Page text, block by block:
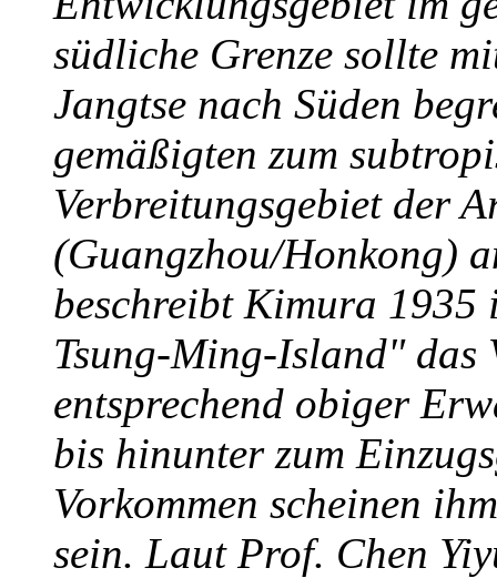
südliche Grenze sollte
Jangtse nach Süden
gemäßigten zum
Verbreitungsgebiet der
(Guangzhou/Honkong)
beschreibt Kimura 1935
Tsung-Ming-Island" das
entsprechend obiger
bis hinunter zum
Vorkommen scheinen
sein. Laut Prof. Chen